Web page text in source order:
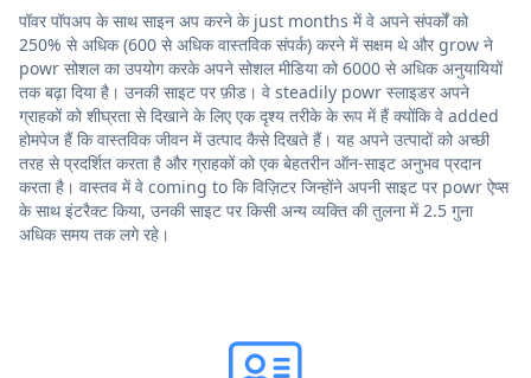
पॉवर पॉपअप के साथ साइन अप करने के just months में वे अपने संपर्कों को
250% से अधिक (600 से अधिक वास्तविक संपर्क) करने में सक्षम थे और grow ने
powr सोशल का उपयोग करके अपने सोशल मीडिया को 6000 से अधिक अनुयायियों
तक बढ़ा दिया है। उनकी साइट पर फ़ीड। वे steadily powr स्लाइडर अपने
ग्राहकों को शीघ्रता से दिखाने के लिए एक दृश्य तरीके के रूप में हैं क्योंकि वे added
होमपेज हैं कि वास्तविक जीवन में उत्पाद कैसे दिखते हैं। यह अपने उत्पादों को अच्छी
तरह से प्रदर्शित करता है और ग्राहकों को एक बेहतरीन ऑन-साइट अनुभव प्रदान
करता है। वास्तव में वे coming to कि विज़िटर जिन्होंने अपनी साइट पर powr ऐप्स
के साथ इंटरैक्ट किया, उनकी साइट पर किसी अन्य व्यक्ति की तुलना में 2.5 गुना
अधिक समय तक लगे रहे।